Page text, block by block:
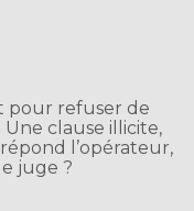
pour refuser de
clause illicite,
l’opérateur,
juge ?